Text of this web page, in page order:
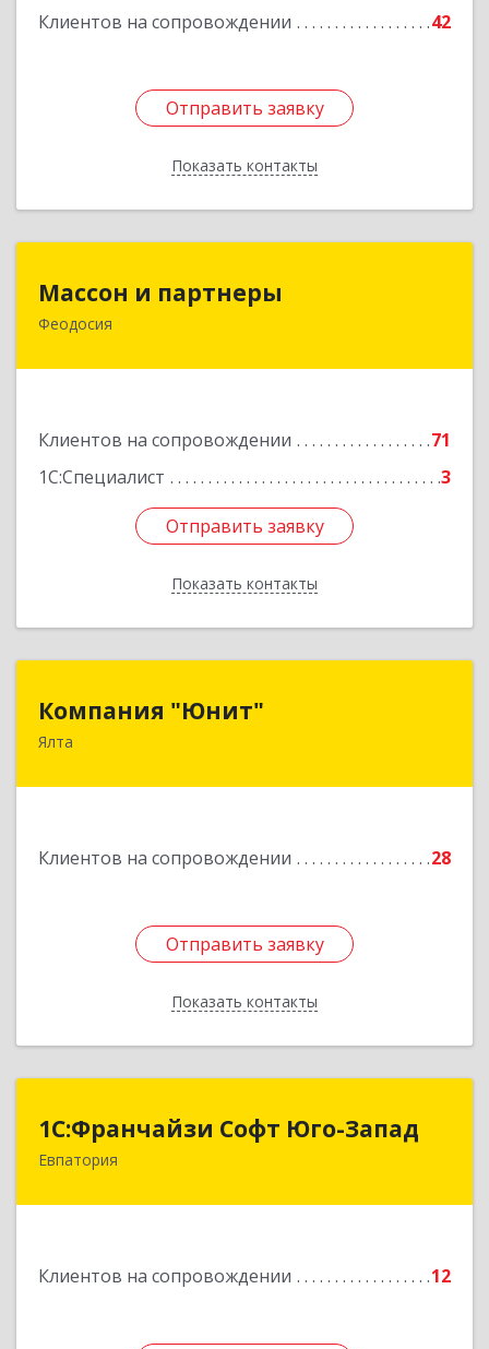
Клиентов на сопровождении 42
Отправить заявку
Показать контакты
Отправить заявку
Назад
Массон и партнеры
Феодосия
Клиентов на сопровождении
71
1С:Специалист
3
Отправить заявку
Показать контакты
298112, Крым Респ, Феодосия г, Крымская ул,
Отправить заявку
Назад
Компания "Юнит"
Ялта
Клиентов на сопровождении 28
Отправить заявку
Показать контакты
298600, Крым Респ, Ялта г, Васильева ул, дом №
Отправить заявку
Назад
1С:Франчайзи Софт Юго-Запад
Евпатория
Клиентов на сопровождении 12
1С:Франчайзи Софт Юго-Запад
297407, Крым Респ, Евпатория г, Победы пр-кт,